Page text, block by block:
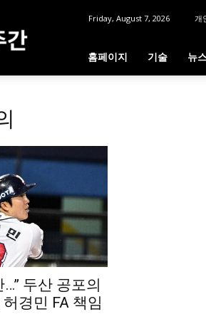
Friday, August 7, 2026 개
홈페이지 기술 뉴
두산 공포의
경민 FA 책임